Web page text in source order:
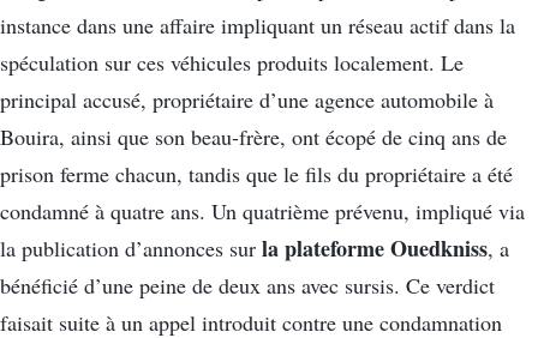
instance dans une affaire impliquant un réseau actif dans la
spéculation sur ces véhicules produits localement. Le
principal accusé, propriétaire d’une agence automobile à
Bouira, ainsi que son beau-frère, ont écopé de cinq ans de
prison ferme chacun, tandis que le fils du propriétaire a été
condamné à quatre ans. Un quatrième prévenu, impliqué via
la publication d’annonces sur la plateforme Ouedkniss, a
bénéficié d’une peine de deux ans avec sursis. Ce verdict
faisait suite à un appel introduit contre une condamnation